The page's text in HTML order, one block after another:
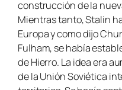
construcción de la
Mientras tanto, Stalin
Europa y como dijo
Fulham, se había
de Hierro. La idea era
de la Unión Soviética